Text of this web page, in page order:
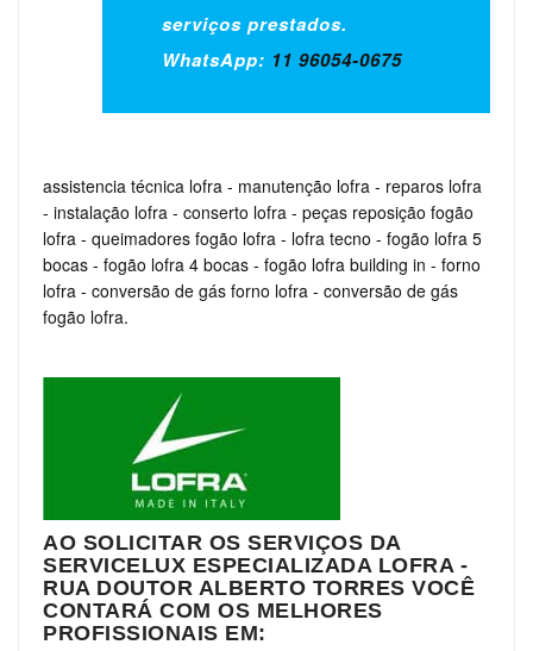
serviços prestados.
WhatsApp: 11 96054-0675
assistencia técnica lofra - manutenção lofra - reparos lofra
- instalação lofra - conserto lofra - peças reposição fogão
lofra - queimadores fogão lofra - lofra tecno - fogão lofra 5
bocas - fogão lofra 4 bocas - fogão lofra building in - forno
lofra - conversão de gás forno lofra - conversão de gás
fogão lofra.
AO SOLICITAR OS SERVIÇOS DA
SERVICELUX ESPECIALIZADA LOFRA -
RUA DOUTOR ALBERTO TORRES VOCÊ
CONTARÁ COM OS MELHORES
PROFISSIONAIS EM: